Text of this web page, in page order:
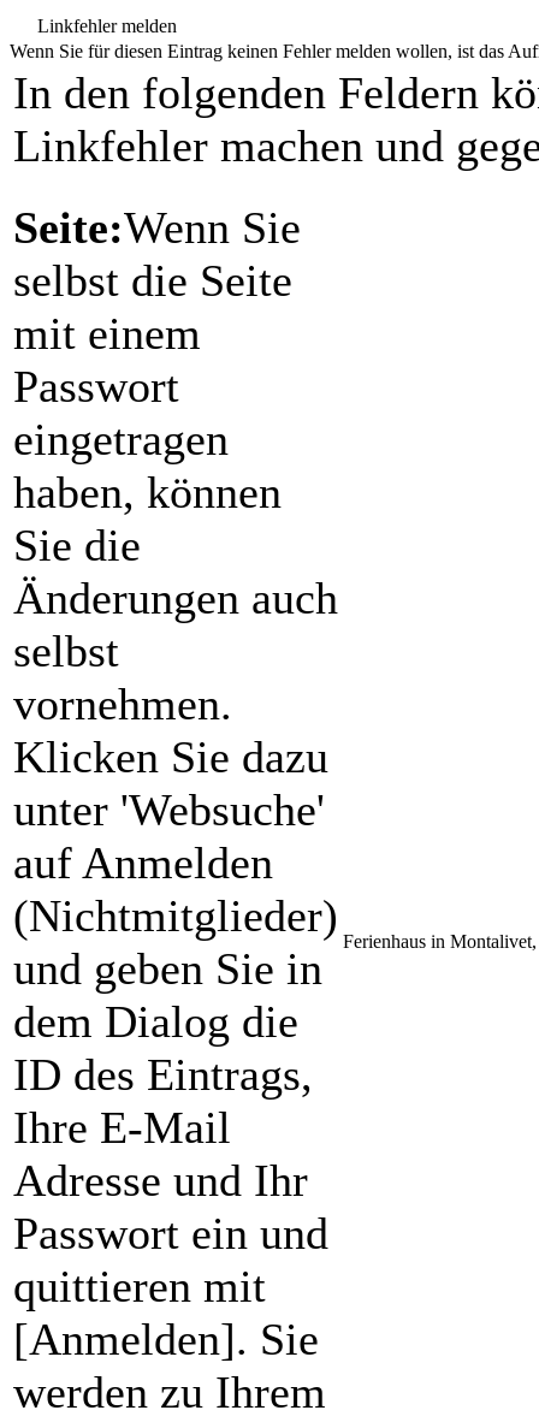
Linkfehler melden
Wenn Sie für diesen Eintrag keinen Fehler melden wollen, ist das
In den folgenden Feldern
Linkfehler machen und
Seite:Wenn Sie
selbst die Seite
mit einem
Passwort
eingetragen
haben, können
Sie die
Änderungen auch
selbst
vornehmen.
Klicken Sie dazu
unter 'Websuche'
auf Anmelden
(Nichtmitglieder)
und geben Sie in
dem Dialog die
ID des Eintrags,
Ihre E-Mail
Adresse und Ihr
Passwort ein und
quittieren mit
[Anmelden]. Sie
werden zu Ihrem
Ferienhaus in